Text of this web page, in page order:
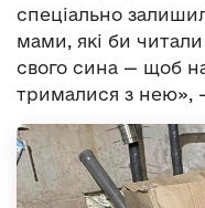
спеціально
мами, які би
свого сина — щоб
трималися з нею»,